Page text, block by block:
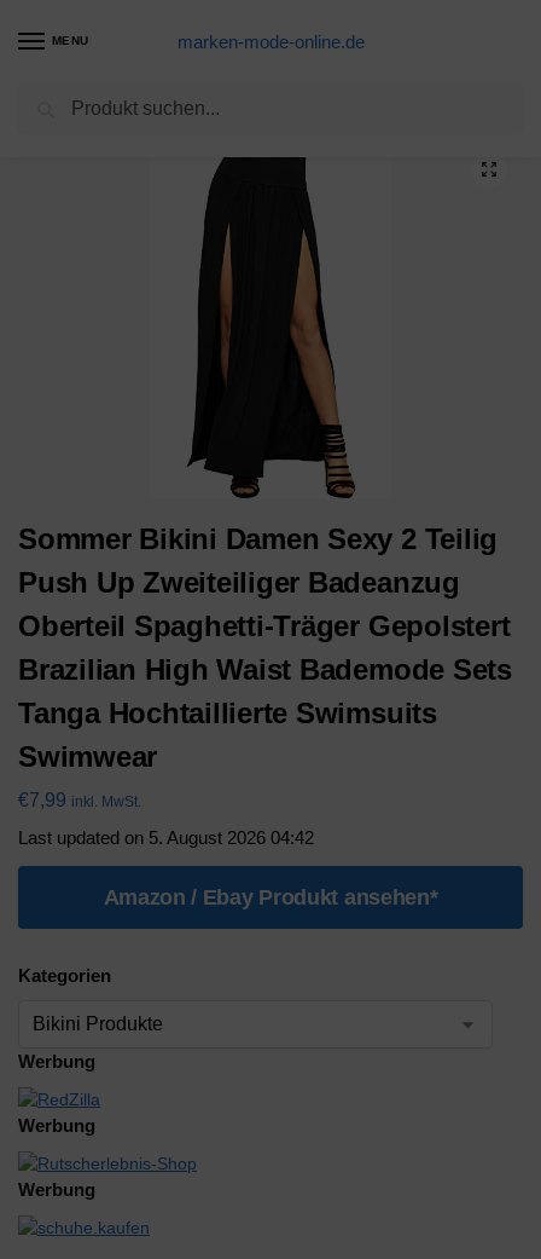
MENU marken-mode-online.de
Bikini Produkte / Sommer Bikini Damen Sexy 2 Teilig Push Up Zweiteiliger Badeanzug Oberteil Spaghetti-Träger Gepolstert Brazilian High Waist Bademode Sets Tanga Hochtaillierte Swimsuits Swimwear
Sommer Bikini Damen Sexy 2 Teilig
Push Up Zweiteiliger Badeanzug
Oberteil Spaghetti-Träger Gepolstert
Brazilian High Waist Bademode Sets
Tanga Hochtaillierte Swimsuits
Swimwear
€7,99 inkl. MwSt.
Last updated on 5. August 2026 04:42
Amazon / Ebay Produkt ansehen*
Kategorien
Werbung
Werbung
Werbung